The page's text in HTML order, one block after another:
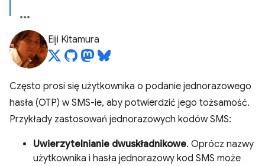
Eiji Kitamura
Często prosi się użytkownika o podanie jednorazowego
hasła (OTP) w SMS-ie, aby potwierdzić jego tożsamość.
Przykłady zastosowań jednorazowych kodów SMS:
Uwierzytelnianie dwuskładnikowe. Oprócz nazwy
użytkownika i hasła jednorazowy kod SMS może